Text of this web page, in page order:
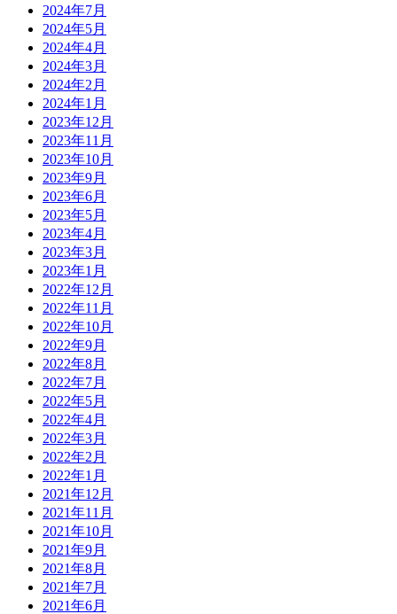
2024年7月
2024年5月
2024年4月
2024年3月
2024年2月
2024年1月
2023年12月
2023年11月
2023年10月
2023年9月
2023年6月
2023年5月
2023年4月
2023年3月
2023年1月
2022年12月
2022年11月
2022年10月
2022年9月
2022年8月
2022年7月
2022年5月
2022年4月
2022年3月
2022年2月
2022年1月
2021年12月
2021年11月
2021年10月
2021年9月
2021年8月
2021年7月
2021年6月